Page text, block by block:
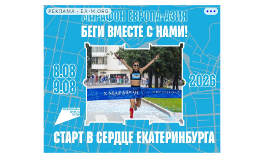
РЕКЛАМА • EA-M.ORG